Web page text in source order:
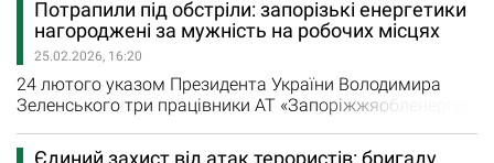
«Запоріжжяобленерго» подолало виклики цієї складної
зими. Ми виконали колосальну роботу з відновлення
після обстрілів: загалом за грудень - лютий наші…
Потрапили під обстріли: запорізькі енергетики
нагороджені за мужність на робочих місцях
25.02.2026, 16:20
24 лютого указом Президента України Володимира
Зеленського три працівники АТ «Запоріжжяобленерго»
зазначено в документі, «за вагомий внесок у розвиток і
Єдиний захист від атак терористів: бригаду